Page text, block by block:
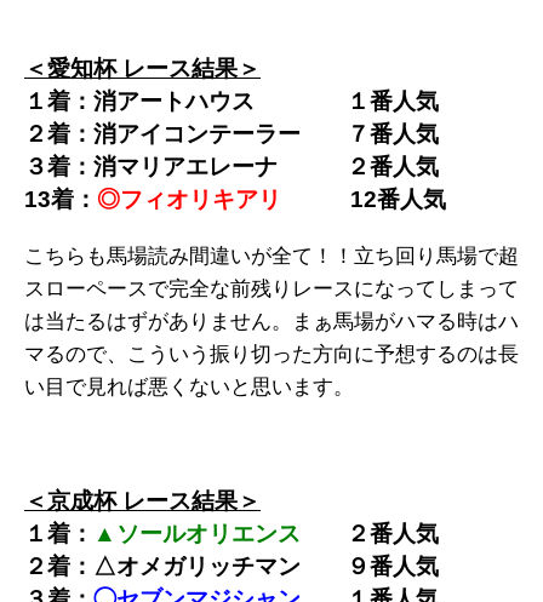
＜愛知杯 レース結果＞
１着：消アートハウス
１番人気
２着：消アイコンテーラー ７番人気
３着：消マリアエレーナ
２番人気
13着： ◎フィオリキアリ 12番人気
こちらも馬場読み間違いが全て！！立ち回り馬場で超
スローペースで完全な前残りレースになってしまって
は当たるはずがありません。まぁ馬場がハマる時はハ
マるので、こういう振り切った方向に予想するのは長
い目で見れば悪くないと思います。
＜京成杯 レース結果＞
１着： ▲ソールオリエンス ２番人気
２着：△オメガリッチマン ９番人気